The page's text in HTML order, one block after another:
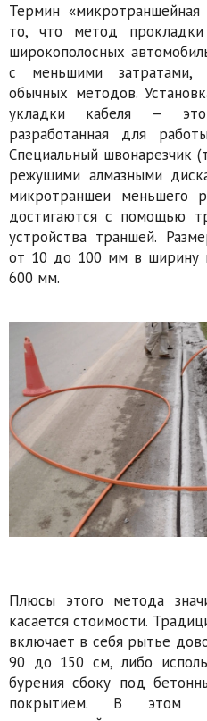
Термин
то, что метод
широкополосных
с меньшими затратами,
обычных методов.
укладки кабеля — это
разработанная для
Специальный швонарезчик
режущими алмазными
микротраншеи меньшего
достигаются с помощью
устройства траншей.
от 10 до 100 мм в ширину
600 мм.
Плюсы этого метода
касается стоимости.
включает в себя рытье
90 до 150 см, либо
бурения сбоку под
покрытием. В этом